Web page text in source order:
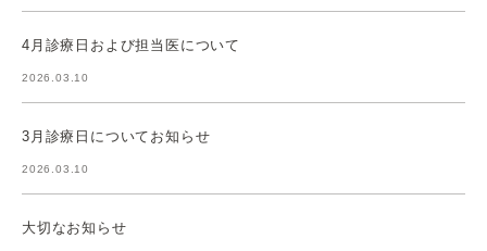
4月診療日および担当医について
2026.03.10
3月診療日についてお知らせ
2026.03.10
大切なお知らせ